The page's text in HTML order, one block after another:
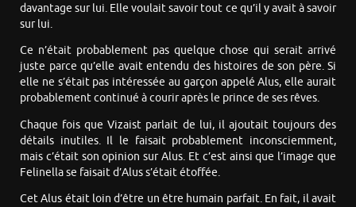
davantage sur lui. Elle voulait savoir tout ce qu’il y avait à savoir
sur lui.
Ce n’était probablement pas quelque chose qui serait arrivé
juste parce qu’elle avait entendu des histoires de son père. Si
elle ne s’était pas intéressée au garçon appelé Alus, elle aurait
probablement continué à courir après le prince de ses rêves.
Chaque fois que Vizaist parlait de lui, il ajoutait toujours des
détails inutiles. Il le faisait probablement inconsciemment,
mais c’était son opinion sur Alus. Et c’est ainsi que l’image que
Felinella se faisait d’Alus s’était étoffée.
Cet Alus était loin d’être un être humain parfait. En fait, il avait